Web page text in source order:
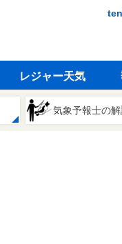
レジャー天気
気象予報士の解